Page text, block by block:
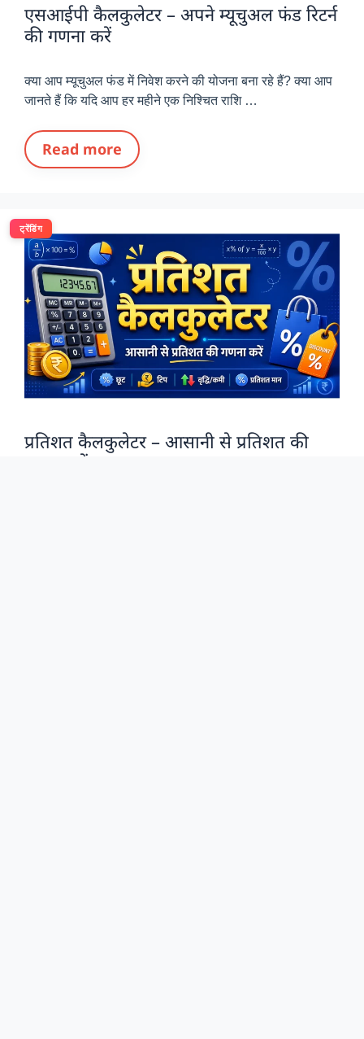
एसआईपी कैलकुलेटर – अपने म्यूचुअल फंड रिटर्न
की गणना करें
क्या आप म्यूचुअल फंड में निवेश करने की योजना बना रहे हैं? क्या आप
जानते हैं कि यदि आप हर महीने एक निश्चित राशि …
Read more
प्रतिशत कैलकुलेटर – आसानी से प्रतिशत की
गणना करें
ट्रेंडिंग